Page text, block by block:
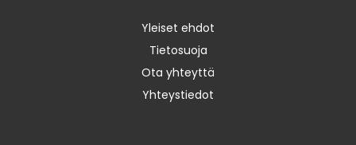
Yleiset ehdot
Tietosuoja
Ota yhteyttä
Yhteystiedot